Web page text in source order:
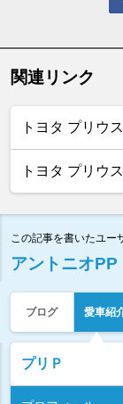
関連リンク
トヨタ プリウ
トヨタ プリウ
この記事を書いたユー
アントニオPP
ブログ 愛車紹
プリＰ